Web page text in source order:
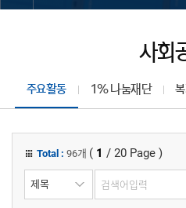
사회
주요활동 1% 나눔재단
Total : 96개 ( 1 / 20 Page )